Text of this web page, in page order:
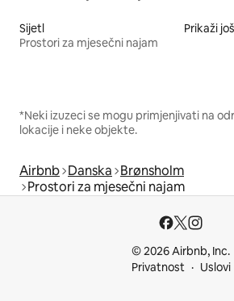
Sijetl
Prostori za mjesečni najam
Prikaži još
*Neki izuzeci se mogu primjenjivati na
lokacije i neke objekte.
Airbnb Danska Brønsholm
Prostori za mjesečni najam
© 2026 Airbnb, Inc.
Privatnost
Uslovi